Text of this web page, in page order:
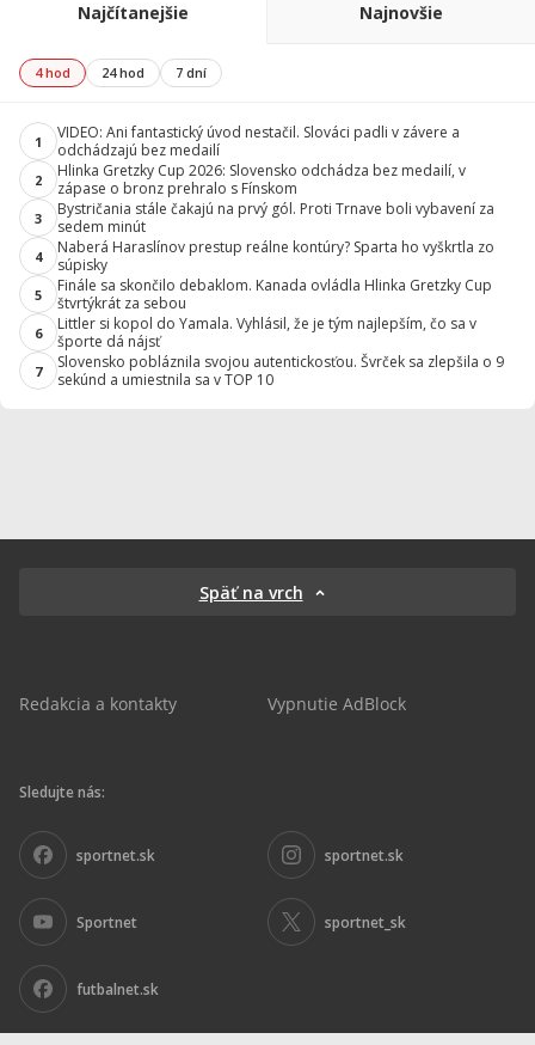
Najčítanejšie Najnovšie
4 hod 24 hod 7 dní
1
VIDEO: Ani fantastický úvod nestačil. Slováci padli v závere a
odchádzajú bez medailí
2
Hlinka Gretzky Cup 2026: Slovensko odchádza bez medailí, v
zápase o bronz prehralo s Fínskom
3
Bystričania stále čakajú na prvý gól. Proti Trnave boli vybavení za
sedem minút
4
Naberá Haraslínov prestup reálne kontúry? Sparta ho vyškrtla zo
súpisky
5
Finále sa skončilo debaklom. Kanada ovládla Hlinka Gretzky Cup
štvrtýkrát za sebou
6
Littler si kopol do Yamala. Vyhlásil, že je tým najlepším, čo sa v
športe dá nájsť
7
Slovensko pobláznila svojou autentickosťou. Švrček sa zlepšila o 9
sekúnd a umiestnila sa v TOP 10
Späť na vrch
Redakcia a kontakty Vypnutie AdBlock
Sledujte nás:
sportnet.sk sportnet.sk
Sportnet sportnet_sk
futbalnet.sk